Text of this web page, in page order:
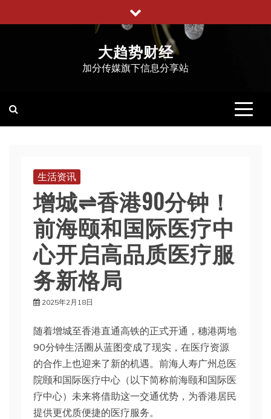
至
大趋势财经
加分传媒旗下信息分享站
生活资讯
增城⇌香港90分钟！
前海颐和国际医疗中
心开启高品质医疗服
务新格局
2025年2月18日
随着增城至香港直通高铁的正式开通，穗港两地
90分钟生活圈从蓝图变成了现实，在医疗资源
的合作上也迎来了新的机遇。前海人寿广州总医
院颐和国际医疗中心（以下简称前海颐和国际医
疗中心）未来将借助这一交通优势，为香港居民
提供更优质便捷的医疗服务。